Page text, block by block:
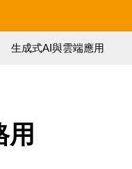
生成式AI與雲端應用